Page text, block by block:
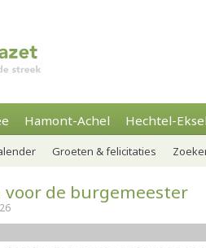
Hamont-Achel Hechtel-
Groeten & felicitaties
de burgemeester